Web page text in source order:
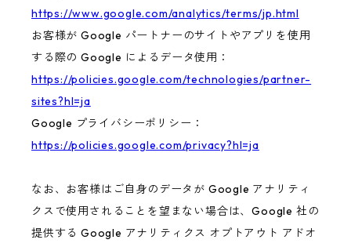
https://www.google.com/analytics/terms/jp.html
お客様が Google パートナーのサイトやアプリを使用
する際の Google によるデータ使用：
https://policies.google.com/technologies/partner-
sites?hl=ja
Google プライバシーポリシー：
https://policies.google.com/privacy?hl=ja
なお、お客様はご自身のデータが Google アナリティ
クスで使用されることを望まない場合は、Google 社の
提供する Google アナリティクス オプトアウト アドオ